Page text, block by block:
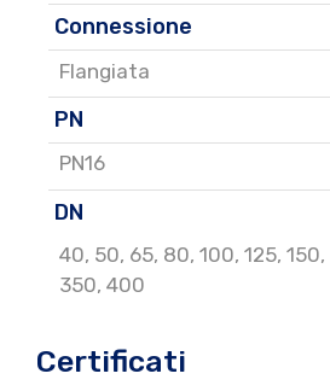
Connessione
Flangiata
PN
PN16
DN
40, 50, 65, 80, 100, 125, 150,
350, 400
Certificati